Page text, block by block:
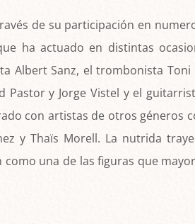
de su participación en
ha actuado en distintas
Albert Sanz, el trombonista Toni
y Jorge Vistel y el
con artistas de otros géneros
y Thaïs Morell. La nutrida
una de las figuras que